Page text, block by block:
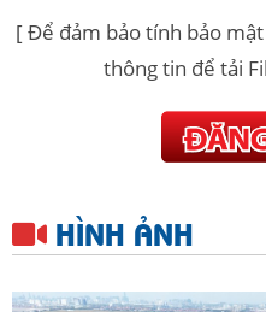
[ Để đảm bảo tính bảo
thông tin để tải
HÌNH ẢNH